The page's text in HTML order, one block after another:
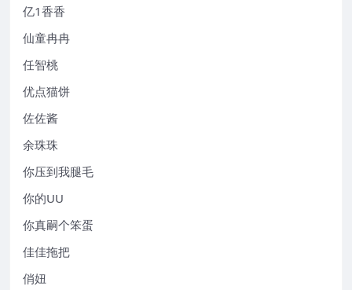
亿1香香
仙童冉冉
任智桃
优点猫饼
佐佐酱
余珠珠
你压到我腿毛
你的UU
你真嗣个笨蛋
佳佳拖把
俏妞